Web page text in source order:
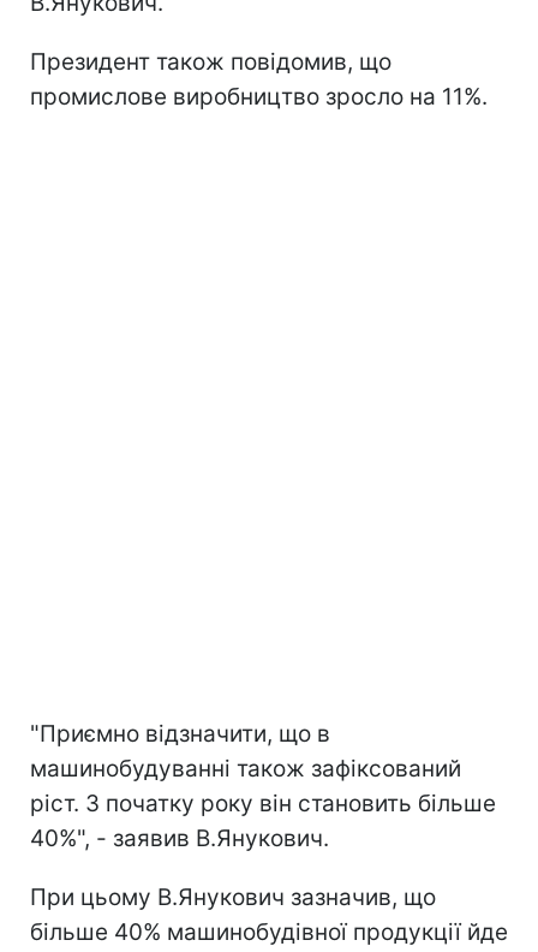
Президент також повідомив, що
промислове виробництво зросло на 11%.
"Приємно відзначити, що в
машинобудуванні також зафіксований
ріст. З початку року він становить більше
40%", - заявив В.Янукович.
При цьому В.Янукович зазначив, що
більше 40% машинобудівної продукції йде